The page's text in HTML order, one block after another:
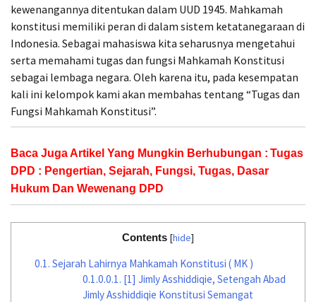
kewenangannya ditentukan dalam UUD 1945. Mahkamah
konstitusi memiliki peran di dalam sistem ketatanegaraan di
Indonesia. Sebagai mahasiswa kita seharusnya mengetahui
serta memahami tugas dan fungsi Mahkamah Konstitusi
sebagai lembaga negara. Oleh karena itu, pada kesempatan
kali ini kelompok kami akan membahas tentang “Tugas dan
Fungsi Mahkamah Konstitusi”.
Baca Juga Artikel Yang Mungkin Berhubungan : Tugas
DPD : Pengertian, Sejarah, Fungsi, Tugas, Dasar
Hukum Dan Wewenang DPD
Contents [hide]
0.1. Sejarah Lahirnya Mahkamah Konstitusi ( MK )
0.1.0.0.1. [1] Jimly Asshiddiqie, Setengah Abad
Jimly Asshiddiqie Konstitusi Semangat